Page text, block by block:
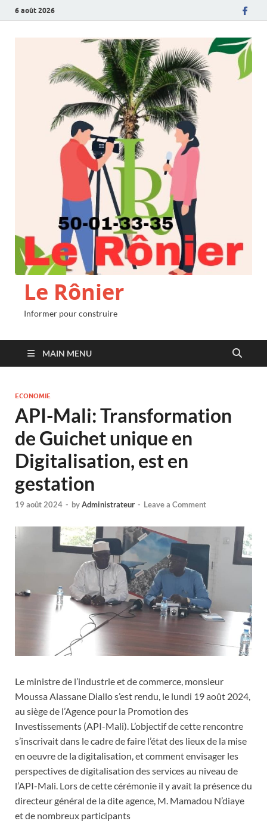
6 août 2026
Le Rônier
Informer pour construire
MAIN MENU
ECONOMIE
API-Mali: Transformation
de Guichet unique en
Digitalisation, est en
gestation
19 août 2024 - byAdministrateur - Leave a Comment
Le ministre de l’industrie et de commerce, monsieur
Moussa Alassane Diallo s’est rendu, le lundi 19 août 2024,
au siège de l’Agence pour la Promotion des
Investissements (API-Mali). L’objectif de cette rencontre
s’inscrivait dans le cadre de faire l’état des lieux de la mise
en oeuvre de la digitalisation, et comment envisager les
perspectives de digitalisation des services au niveau de
l’API-Mali. Lors de cette cérémonie il y avait la présence du
directeur général de la dite agence, M. Mamadou N’diaye
et de nombreux participants